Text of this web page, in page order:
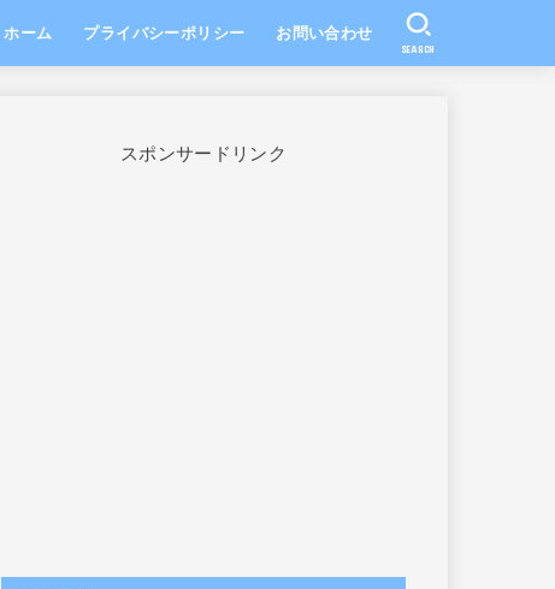
ホーム プライバシーポリシー お問い合わせ
SEARCH
スポンサードリンク